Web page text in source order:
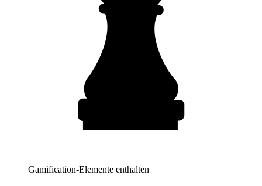
Gamification-Elemente enthalten